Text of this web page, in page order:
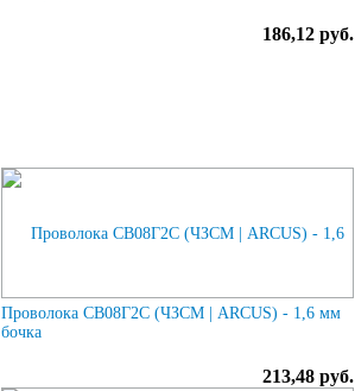
186,12 руб.
Проволока СВ08Г2С (ЧЗСМ | ARCUS) - 1,6 мм
бочка
213,48 руб.